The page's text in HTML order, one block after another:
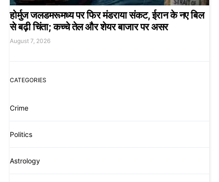
होर्मुज जलडमरूमध्य पर फिर मंडराया संकट, ईरान के नए बिल
से बढ़ी चिंता; कच्चे तेल और शेयर बाजार पर असर
August 7, 2026
CATEGORIES
Crime
Politics
Astrology